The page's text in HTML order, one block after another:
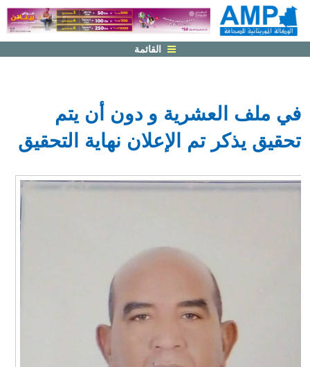
القائمة
في ملف العشرية و دون أن يتم
تحقيق يذكر تم الإعلان نهاية التحقيق